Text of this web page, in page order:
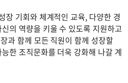
장 기회와 체계적인 교육, 다양한 경
의 역량을 키울 수 있도록 지원하고
과 함께 모든 직원이 함께 성장할
한 조직문화를 더욱 강화해 나갈 계